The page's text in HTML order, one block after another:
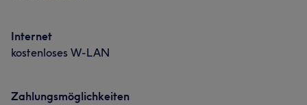
Internet
kostenloses W-LAN
Zahlungsmöglichkeiten